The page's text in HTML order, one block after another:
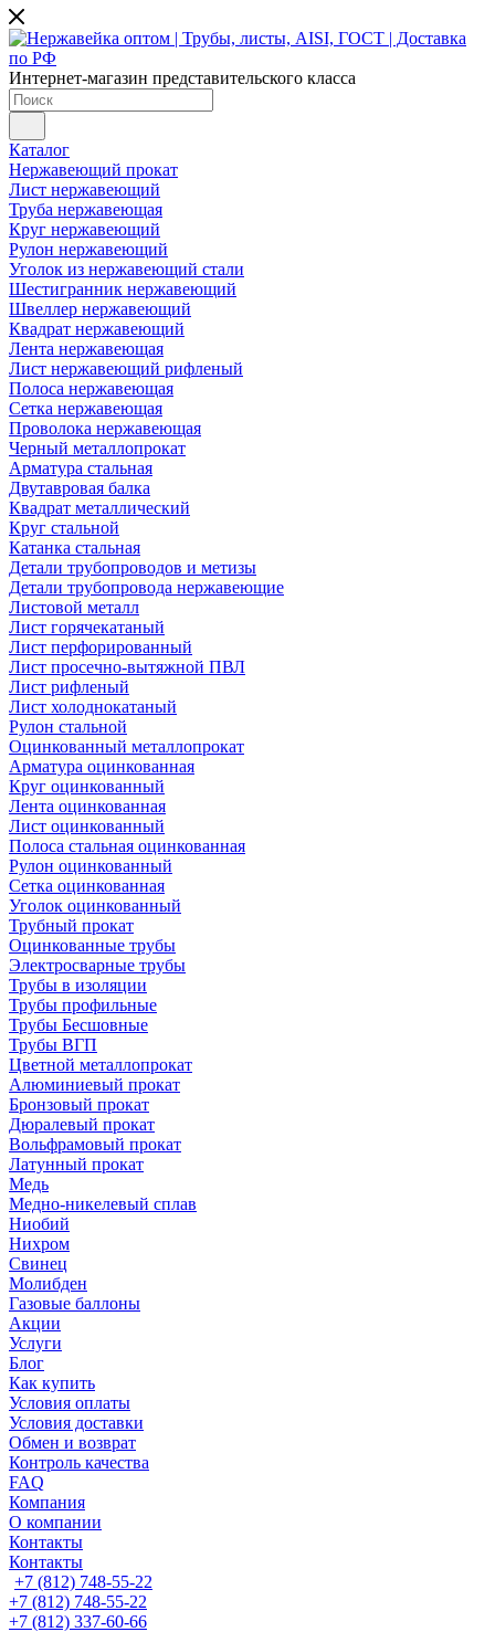
Интернет-магазин представительского класса
Каталог
Нержавеющий прокат
Лист нержавеющий
Труба нержавеющая
Круг нержавеющий
Рулон нержавеющий
Уголок из нержавеющий стали
Шестигранник нержавеющий
Швеллер нержавеющий
Квадрат нержавеющий
Лента нержавеющая
Лист нержавеющий рифленый
Полоса нержавеющая
Сетка нержавеющая
Проволока нержавеющая
Черный металлопрокат
Арматура стальная
Двутавровая балка
Квадрат металлический
Круг стальной
Катанка стальная
Детали трубопроводов и метизы
Детали трубопровода нержавеющие
Листовой металл
Лист горячекатаный
Лист перфорированный
Лист просечно-вытяжной ПВЛ
Лист рифленый
Лист холоднокатаный
Рулон стальной
Оцинкованный металлопрокат
Арматура оцинкованная
Круг оцинкованный
Лента оцинкованная
Лист оцинкованный
Полоса стальная оцинкованная
Рулон оцинкованный
Сетка оцинкованная
Уголок оцинкованный
Трубный прокат
Оцинкованные трубы
Электросварные трубы
Трубы в изоляции
Трубы профильные
Трубы Бесшовные
Трубы ВГП
Цветной металлопрокат
Алюминиевый прокат
Бронзовый прокат
Дюралевый прокат
Вольфрамовый прокат
Латунный прокат
Медь
Медно-никелевый сплав
Ниобий
Нихром
Свинец
Молибден
Газовые баллоны
Акции
Услуги
Блог
Как купить
Условия оплаты
Условия доставки
Обмен и возврат
Контроль качества
FAQ
Компания
О компании
Контакты
Контакты
+7 (812) 748-55-22
+7 (812) 748-55-22
+7 (812) 337-60-66